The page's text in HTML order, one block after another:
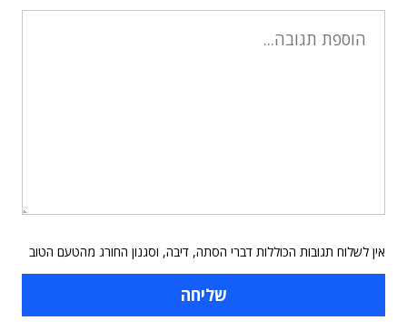
אין לשלוח תגובות הכוללות דברי הסתה, דיבה, וסגנון החורג מהטעם הטוב